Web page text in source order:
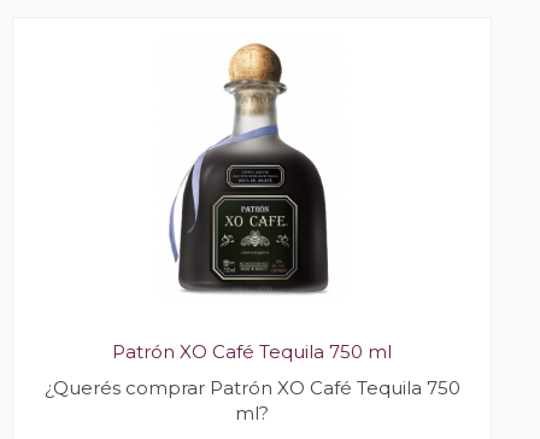
Patrón XO Café Tequila 750 ml
¿Querés comprar Patrón XO Café Tequila 750
ml?